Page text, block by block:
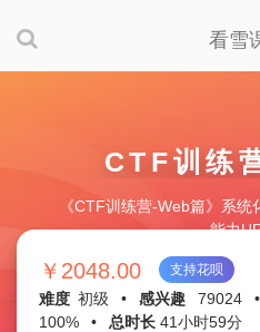
看雪
CTF训练
《CTF训练营-Web篇》系
能力
￥2048.00 支持花呗
难度 初级 • 感兴趣 79024 •
100%
• 总时长 41小时59分